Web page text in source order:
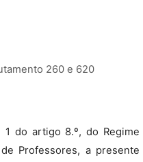
260 e 620
do artigo 8.º, do Regime
Professores, a presente